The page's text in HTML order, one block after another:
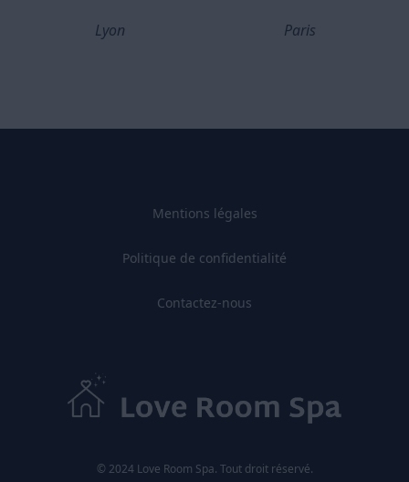
Lyon Paris
Mentions légales
Politique de confidentialité
Contactez-nous
© 2024 Love Room Spa. Tout droit réservé.